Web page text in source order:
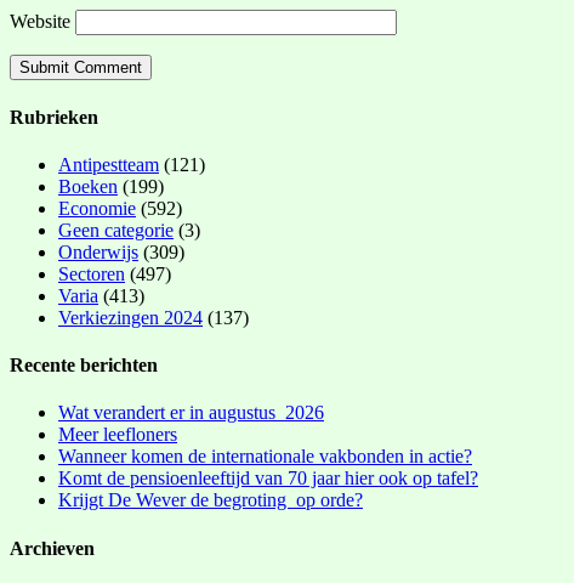
Website
Rubrieken
Antipestteam (121)
Boeken (199)
Economie (592)
Geen categorie (3)
Onderwijs (309)
Sectoren (497)
Varia (413)
Verkiezingen 2024 (137)
Recente berichten
Wat verandert er in augustus 2026
Meer leefloners
Wanneer komen de internationale vakbonden in actie?
Komt de pensioenleeftijd van 70 jaar hier ook op tafel?
Krijgt De Wever de begroting op orde?
Archieven